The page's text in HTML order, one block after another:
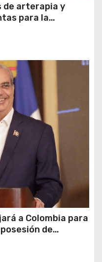
de arterapia y
para la
social
a Colombia para
de